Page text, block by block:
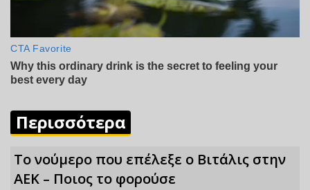
Περισσότερα
Το νούμερο που επέλεξε ο Βιτάλις στην
ΑΕΚ – Ποιος το φορούσε